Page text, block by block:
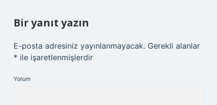
Bir yanıt yazın
E-posta adresiniz yayınlanmayacak. Gerekli alanlar
* ile işaretlenmişlerdir
Yorum